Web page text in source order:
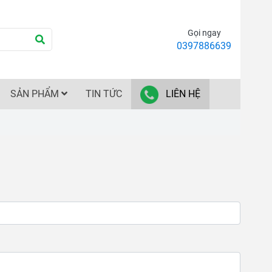
Gọi ngay
0397886639
SẢN PHẨM TIN TỨC LIÊN HỆ